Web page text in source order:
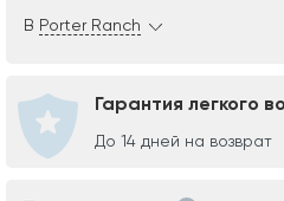
В Porter Ranch
Гарантия легкого
До 14 дней на возврат